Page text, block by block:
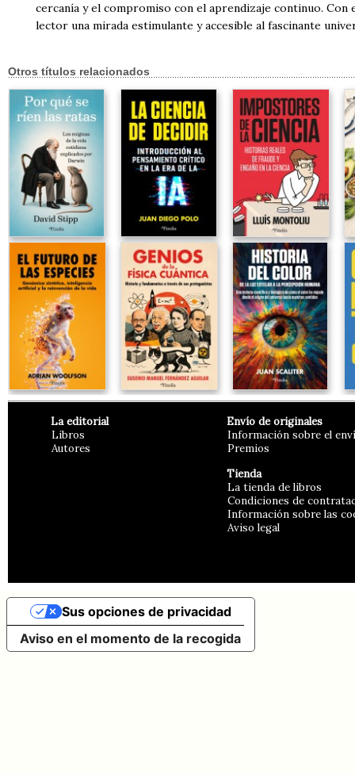
cercanía y el compromiso con el aprendizaje continuo.
lector una mirada estimulante y accesible al fascinante
Otros títulos relacionados
La editorial
Libros
Autores
Envío de originales
Información sobre el
Premios
Tienda
La tienda de libros
Condiciones de
Información sobre las
Aviso legal
Aviso en el momento de la recogida
Sus opciones de privacidad